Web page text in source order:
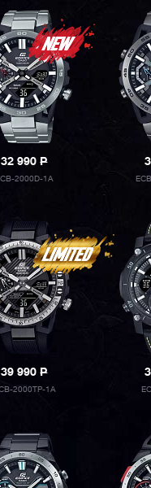
32 990P
2000D-1A
39 990P
2000TP-1A